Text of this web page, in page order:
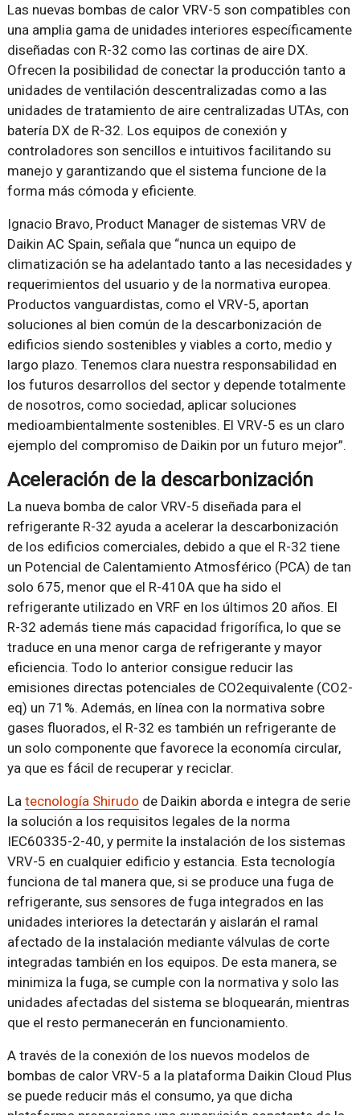
Las nuevas bombas de calor VRV-5 son compatibles con
una amplia gama de unidades interiores específicamente
diseñadas con R-32 como las cortinas de aire DX.
Ofrecen la posibilidad de conectar la producción tanto a
unidades de ventilación descentralizadas como a las
unidades de tratamiento de aire centralizadas UTAs, con
batería DX de R-32. Los equipos de conexión y
controladores son sencillos e intuitivos facilitando su
manejo y garantizando que el sistema funcione de la
forma más cómoda y eficiente.
Ignacio Bravo, Product Manager de sistemas VRV de
Daikin AC Spain, señala que “nunca un equipo de
climatización se ha adelantado tanto a las necesidades y
requerimientos del usuario y de la normativa europea.
Productos vanguardistas, como el VRV-5, aportan
soluciones al bien común de la descarbonización de
edificios siendo sostenibles y viables a corto, medio y
largo plazo. Tenemos clara nuestra responsabilidad en
los futuros desarrollos del sector y depende totalmente
de nosotros, como sociedad, aplicar soluciones
medioambientalmente sostenibles. El VRV-5 es un claro
ejemplo del compromiso de Daikin por un futuro mejor”.
Aceleración de la descarbonización
La nueva bomba de calor VRV-5 diseñada para el
refrigerante R-32 ayuda a acelerar la descarbonización
de los edificios comerciales, debido a que el R-32 tiene
un Potencial de Calentamiento Atmosférico (PCA) de tan
solo 675, menor que el R-410A que ha sido el
refrigerante utilizado en VRF en los últimos 20 años. El
R-32 además tiene más capacidad frigorífica, lo que se
traduce en una menor carga de refrigerante y mayor
eficiencia. Todo lo anterior consigue reducir las
emisiones directas potenciales de CO2equivalente (CO2-
eq) un 71%. Además, en línea con la normativa sobre
gases fluorados, el R-32 es también un refrigerante de
un solo componente que favorece la economía circular,
ya que es fácil de recuperar y reciclar.
La tecnología Shirudo de Daikin aborda e integra de serie
la solución a los requisitos legales de la norma
IEC60335-2-40, y permite la instalación de los sistemas
VRV-5 en cualquier edificio y estancia. Esta tecnología
funciona de tal manera que, si se produce una fuga de
refrigerante, sus sensores de fuga integrados en las
unidades interiores la detectarán y aislarán el ramal
afectado de la instalación mediante válvulas de corte
integradas también en los equipos. De esta manera, se
minimiza la fuga, se cumple con la normativa y solo las
unidades afectadas del sistema se bloquearán, mientras
que el resto permanecerán en funcionamiento.
A través de la conexión de los nuevos modelos de
bombas de calor VRV-5 a la plataforma Daikin Cloud Plus
se puede reducir más el consumo, ya que dicha